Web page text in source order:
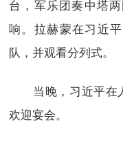
台，军乐团奏中塔
响。拉赫蒙在习近
队，并观看分列式。
当晚，习近平在
欢迎宴会。